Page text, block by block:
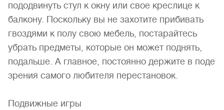
пододвинуть стул к окну или свое креслице к
балкону. Поскольку вы не захотите прибивать
гвоздями к полу свою мебель, постарайтесь
убрать предметы, которые он может поднять,
подальше. А главное, постоянно держите в поде
зрения самого любителя перестановок.
Подвижные игры